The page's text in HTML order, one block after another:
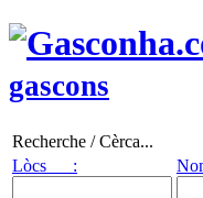
gascons
Recherche / Cèrca...
Lòcs :